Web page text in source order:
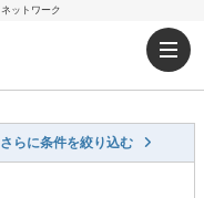
ットワーク
さらに条件を絞り込む